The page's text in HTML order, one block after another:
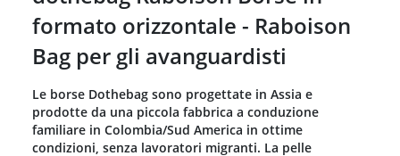
formato orizzontale - Raboison
Bag per gli avanguardisti
Le borse Dothebag sono progettate in Assia e
prodotte da una piccola fabbrica a conduzione
familiare in Colombia/Sud America in ottime
condizioni, senza lavoratori migranti. La pelle